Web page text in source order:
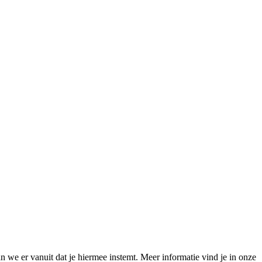
we er vanuit dat je hiermee instemt. Meer informatie vind je in onze